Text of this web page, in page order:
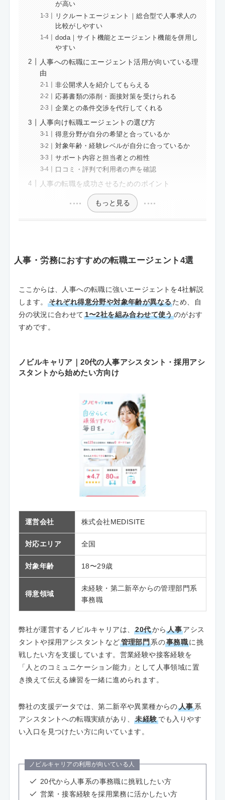
が高い
リクルートエージェント｜総合型で人事求人の
比較がしやすい
doda｜サイト機能とエージェント機能を併用し
やすい
人事への転職にエージェント活用が向いている理
由
非公開求人を紹介してもらえる
応募書類の添削・面接対策を受けられる
企業との条件交渉を代行してくれる
人事向け転職エージェントの選び方
得意分野が自分の希望と合っているか
対象年齢・経験レベルが自分に合っているか
サポート内容と担当者との相性
口コミ・評判で利用者の声を確認
人事の転職を成功させるためのポイント
もっと見る
人事・労務におすすめの転職エージェント4選
ここからは、人事への転職に強いエージェントを4社解説
します。
それぞれ得意分野や対象年齢が異なるため、自
分の状況に合わせて 1〜2社を組み合わせて使うのがおす
すめです。
ノビルキャリア｜20代の人事アシスタント・採用アシ
スタントから始めたい方向け
運営会社 株式会社MEDISITE
対応エリア 全国
対象年齢 18〜29歳
得意領域
未経験・第二新卒からの管理部門系
事務職
弊社が運営するノビルキャリアは、20代から人事アシス
タントや採用アシスタントなど管理部門系の事務職に挑
戦したい方を支援しています。営業経験や接客経験を
「人とのコミュニケーション能力」として人事領域に置
き換えて伝える練習を一緒に進められます。
弊社の支援データでは、第二新卒や異業種からの人事系
アシスタントへの転職実績があり、未経験でも入りやす
い入口を見つけたい方に向いています。
ノビルキャリアの利用が向いている人
20代から人事系の事務職に挑戦したい方
営業・接客経験を採用業務に活かしたい方